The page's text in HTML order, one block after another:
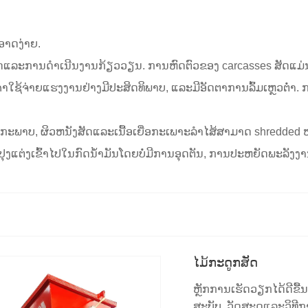
າດງ່າຍ.
ລະການດໍາເນີນງານກ້ຽວວຽນ. ການຫົດຕົວຂອງ carcasses ສັດ
ໃຊ້ຈ່າຍແຮງງານຢ່າງມີປະສິດທິພາບ, ແລະມີອັດຕາການລົ້ມເຫຼວຕ່ໍ
ພາບ, ຜິວຫນັງສັດແລະເນື້ອເຍື່ອກະເພາະລໍາໄສ້ສາມາດ
ແຕ່ງເຂົ້າໄປໃນກົດນ້ໍາມັນໂດຍບໍ່ມີການອຸດຕັນ, ການປະຫຍັດພະລັງ
ໄມ້ກະດູກສັດ
ຫຼັກການເຮັດວຽກໄດ້ດີຂື້